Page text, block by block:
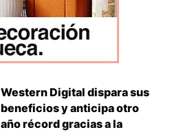
Western Digital dispara sus
beneficios y anticipa otro
año récord gracias a la